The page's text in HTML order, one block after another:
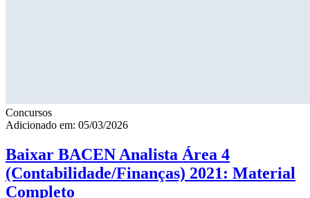
Concursos
Adicionado em: 05/03/2026
Baixar BACEN Analista Área 4
(Contabilidade/Finanças) 2021: Material
Completo